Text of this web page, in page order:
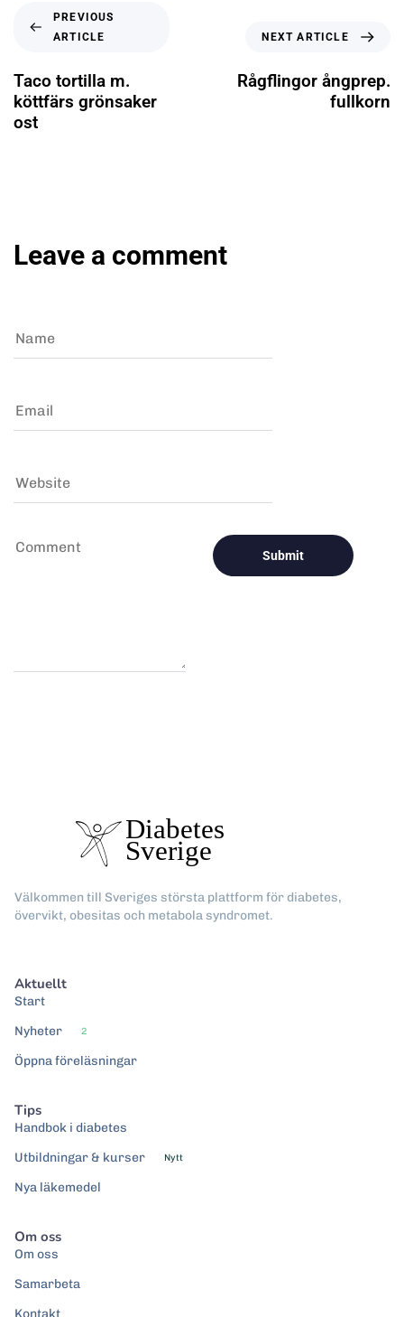
PREVIOUS
ARTICLE
Taco tortilla m.
köttfärs grönsaker
ost
NEXT ARTICLE
Rågflingor ångprep.
fullkorn
Leave a comment
Välkommen till Sveriges största plattform för diabetes,
övervikt, obesitas och metabola syndromet.
Aktuellt
Start
Nyheter
2
Öppna föreläsningar
Tips
Handbok i diabetes
Utbildningar & kurser
Nytt
Nya läkemedel
Om oss
Om oss
Samarbeta
Kontakt